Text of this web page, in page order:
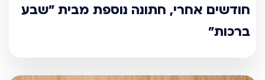
חודשים אחרי, חתונה נוספת מבית "שבע
ברכות"